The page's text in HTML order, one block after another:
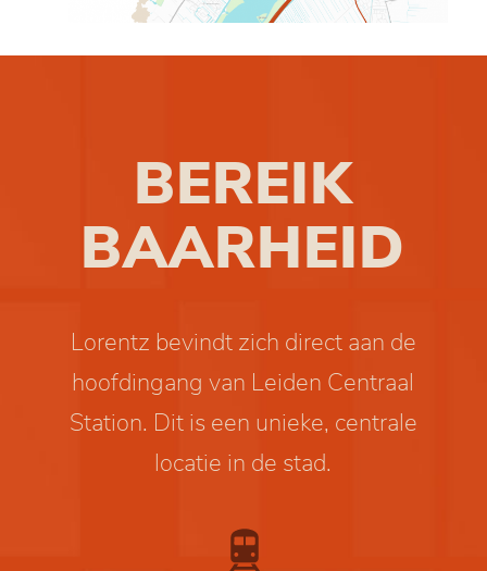
BEREIK
BAARHEID
Lorentz bevindt zich direct aan de
hoofdingang van Leiden Centraal
Station. Dit is een unieke, centrale
locatie in de stad.